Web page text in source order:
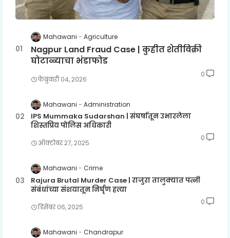
Mahawani Agriculture
Nagpur Land Fraud Case | कुहीत शेतीविक्री
घोटाळ्याचा भंडाफोड
फेब्रुवारी ०४, २०२६
0
Mahawani Administration
IPS Mummaka Sudarshan | संघर्षातून उभारलेला
शिस्तप्रिय पोलिस अधिकारी
ऑक्टोबर २७, २०२५
0
Mahawani Crime
Rajura Brutal Murder Case | राजुरा तालुक्यात पत्नी
संबंधांच्या संशयातून निर्घृण हत्या
डिसेंबर ०६, २०२५
0
Mahawani Chandrapur